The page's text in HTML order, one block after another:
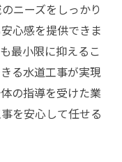
ニーズをしっかり
心感を提供できま
最小限に抑えるこ
る水道工事が実現
の指導を受けた業
を安心して任せる